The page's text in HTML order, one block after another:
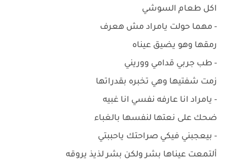
اكل طعام السوشي
- مهما حولت يامراد مش هعرف
رمقها وهو يضيق عيناه
- طب جربي قدامي ووريني
زمت شفتيها وهي تخبره بقدراتها
- يامراد انا عارفه نفسي انا غبيه
ضحك على نعتها لنفسها بالغباء
- بيعجبني فيكي صراحتك ياحببتي
ألتمعت عيناها بشر ولكن بشر لذيذ يروقه